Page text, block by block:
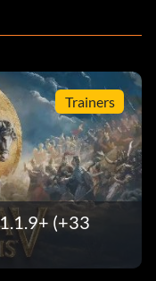
Trainers
(+33